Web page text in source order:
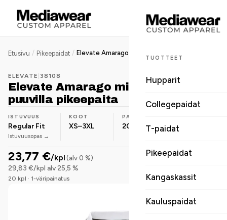
TUOTTEET
Hupparit
Collegepaidat
T-paidat
Pikeepaidat
Kangaskassit
Kauluspaidat
Etusivu / Pikeepaidat /
ELEVATE 38108
Elevate Amarago miesten BCI-
puuvilla pikeepaita
ISTUVUUS
Regular Fit
Istuvuusopas →
KOOT
XS–3XL
PAINO
200 g/m² Puuvilla
23,77 €/kpl (alv 0 %)
29,83 €/kpl alv 25,5 %
20 kpl · 1-väripainatus